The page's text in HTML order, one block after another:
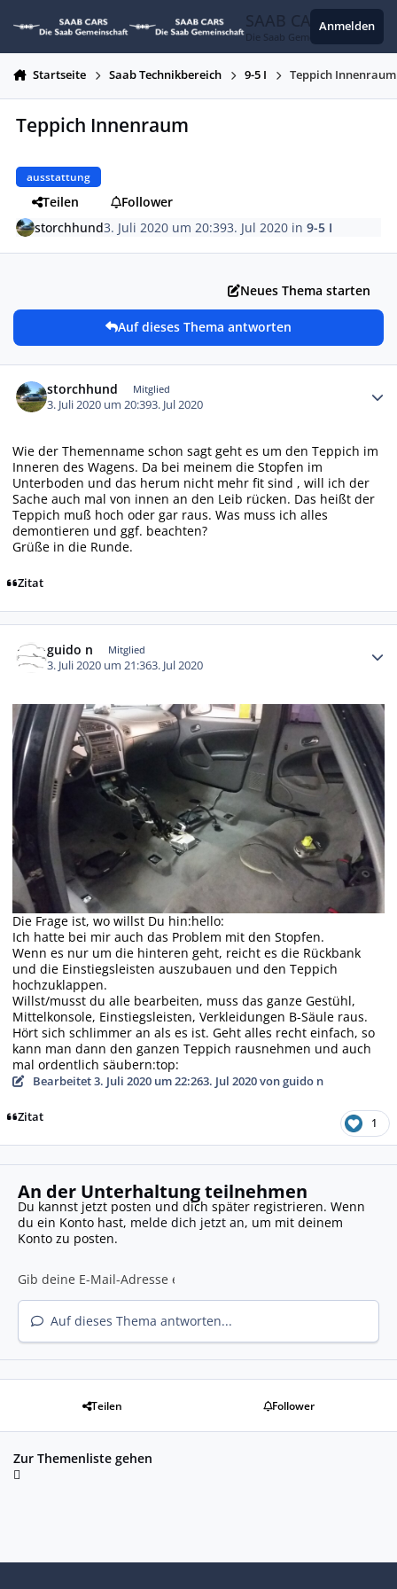
SAAB CARS
Die Saab Gemeinschaft
Anmelden
Startseite Saab Technikbereich 9-5 I Teppich Innenraum
Teppich Innenraum
ausstattung
Teilen
Follower
storchhund3. Juli 2020 um 20:393. Jul 2020 in9-5 I
Neues Thema starten
Auf dieses Thema antworten
storchhund Mitglied
3. Juli 2020 um 20:393. Jul 2020
Wie der Themenname schon sagt geht es um den Teppich im
Inneren des Wagens. Da bei meinem die Stopfen im
Unterboden und das herum nicht mehr fit sind , will ich der
Sache auch mal von innen an den Leib rücken. Das heißt der
Teppich muß hoch oder gar raus. Was muss ich alles
demontieren und ggf. beachten?
Grüße in die Runde.
Zitat
guido n Mitglied
3. Juli 2020 um 21:363. Jul 2020
Die Frage ist, wo willst Du hin:hello:
Ich hatte bei mir auch das Problem mit den Stopfen.
Wenn es nur um die hinteren geht, reicht es die Rückbank
und die Einstiegsleisten auszubauen und den Teppich
hochzuklappen.
Willst/musst du alle bearbeiten, muss das ganze Gestühl,
Mittelkonsole, Einstiegsleisten, Verkleidungen B-Säule raus.
Hört sich schlimmer an als es ist. Geht alles recht einfach, so
kann man dann den ganzen Teppich rausnehmen und auch
mal ordentlich säubern:top:
Bearbeitet3. Juli 2020 um 22:263. Jul 2020von guido n
Zitat 1
An der Unterhaltung teilnehmen
Du kannst jetzt posten und dich später registrieren. Wenn
du ein Konto hast, melde dich jetzt an, um mit deinem
Konto zu posten.
Auf dieses Thema antworten...
Teilen Follower
Zur Themenliste gehen